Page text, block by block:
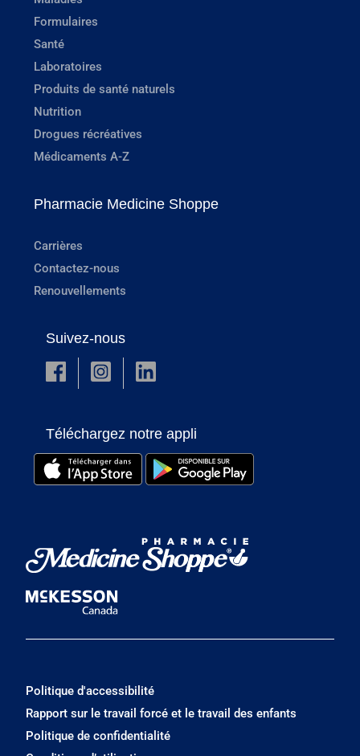
Formulaires
Santé
Laboratoires
Produits de santé naturels
Nutrition
Drogues récréatives
Médicaments A-Z
Pharmacie Medicine Shoppe
Carrières
Contactez-nous
Renouvellements
Suivez-nous
Téléchargez notre appli
Politique d'accessibilité
Rapport sur le travail forcé et le travail des enfants
Politique de confidentialité